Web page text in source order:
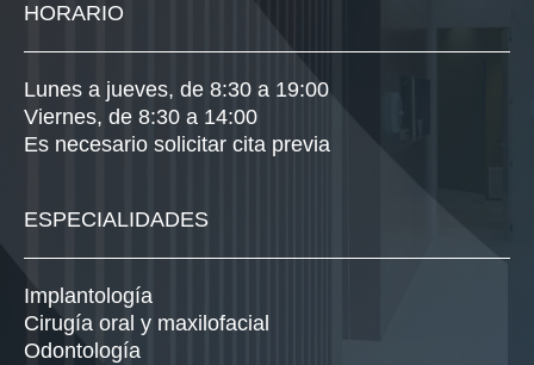
HORARIO
Lunes a jueves, de 8:30 a 19:00
Viernes, de 8:30 a 14:00
Es necesario solicitar cita previa
ESPECIALIDADES
Implantología
Cirugía oral y maxilofacial
Odontología